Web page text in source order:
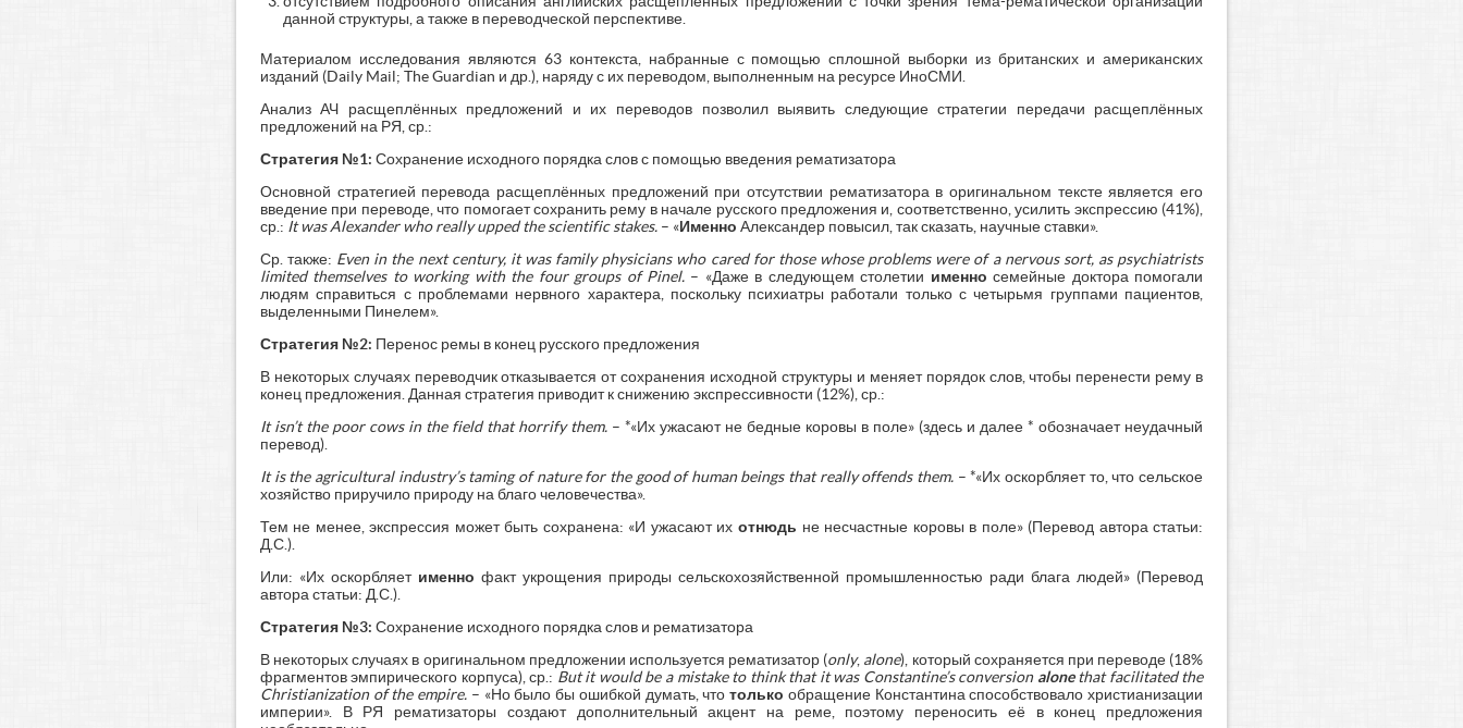
данной структуры, а также в переводческой перспективе.
Материалом исследования являются 63 контекста, набранные с помощью сплошной выборки из британских и американских
изданий (Daily Mail; The Guardian и др.), наряду с их переводом, выполненным на ресурсе ИноСМИ.
Анализ АЧ расщеплённых предложений и их переводов позволил выявить следующие стратегии передачи расщеплённых
предложений на РЯ, ср.:
Стратегия №1: Сохранение исходного порядка слов с помощью введения рематизатора
Основной стратегией перевода расщеплённых предложений при отсутствии рематизатора в оригинальном тексте является его
введение при переводе, что помогает сохранить рему в начале русского предложения и, соответственно, усилить экспрессию (41%),
ср.: It was Alexander who really upped the scientific stakes.– «Именно Александер повысил, так сказать, научные ставки».
Ср. также: Even in the next century, it was family physicians who cared for those whose problems were of a nervous sort, as psychiatrists
limited themselves to working with the four groups of Pinel. – «Даже в следующем столетии именно семейные доктора помогали
людям справиться с проблемами нервного характера, поскольку психиатры работали только с четырьмя группами пациентов,
выделенными Пинелем».
Стратегия №2: Перенос ремы в конец русского предложения
В некоторых случаях переводчик отказывается от сохранения исходной структуры и меняет порядок слов, чтобы перенести рему в
конец предложения. Данная стратегия приводит к снижению экспрессивности (12%), ср.:
Itisn’tthe poor cows in the fieldthathorrifythem. – *«Их ужасают не бедные коровы в поле» (здесь и далее * обозначает неудачный
перевод).
It is the agricultural industry’s taming of nature for the good of human beings that really offends them. – *«Их оскорбляет то, что сельское
хозяйство приручило природу на благо человечества».
Тем не менее, экспрессия может быть сохранена: «И ужасают ихотнюдь не несчастные коровы в поле» (Перевод автора статьи:
Д.С.).
Или: «Их оскорбляет именно факт укрощения природы сельскохозяйственной промышленностью ради блага людей» (Перевод
автора статьи: Д.С.).
Стратегия №3: Сохранение исходного порядка слов и рематизатора
В некоторых случаях в оригинальном предложении используется рематизатор (only, alone), который сохраняется при переводе (18%
фрагментов эмпирического корпуса), ср.: Butit wouldbe a mistaketo thinkthatitwas Constantine’sconversion alone thatfacilitatedthe
Christianization ofthe empire. – «Но было бы ошибкой думать, чтотолько обращение Константина способствовало христианизации
империи». В РЯ рематизаторы создают дополнительный акцент на реме, поэтому переносить её в конец предложения